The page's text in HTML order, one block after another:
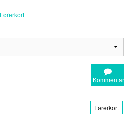
Førerkort
Kommentar
Førerkort